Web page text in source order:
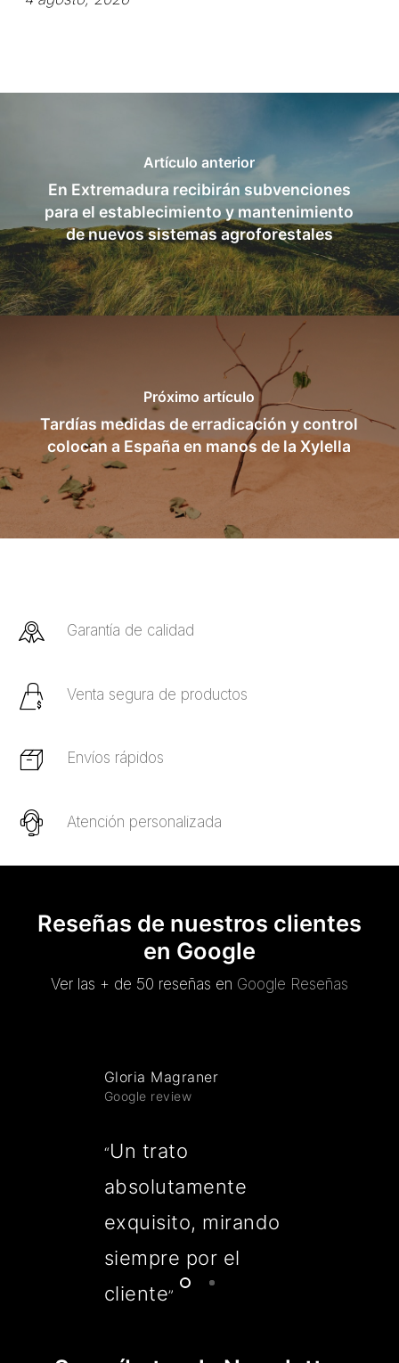
Artículo anterior
En Extremadura recibirán subvenciones
para el establecimiento y mantenimiento
de nuevos sistemas agroforestales
Próximo artículo
Tardías medidas de erradicación y control
colocan a España en manos de la Xylella
Garantía de calidad
Venta segura de productos
Envíos rápidos
Atención personalizada
Reseñas de nuestros clientes
en Google
Ver las + de 50 reseñas en Google Reseñas
Gloria Magraner
Google review
“Un trato
absolutamente
exquisito, mirando
siempre por el
cliente”